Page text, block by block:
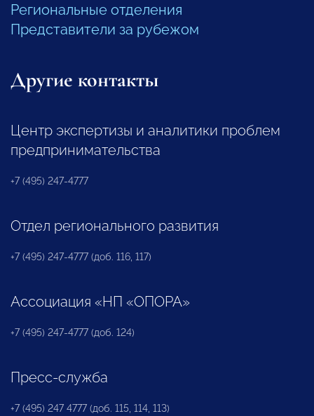
Региональные отделения
Представители за рубежом
Другие контакты
Центр экспертизы и аналитики проблем
предпринимательства
+7 (495) 247-4777
Отдел регионального развития
+7 (495) 247-4777 (доб. 116, 117)
Ассоциация «НП «ОПОРА»
+7 (495) 247-4777 (доб. 124)
Пресс-служба
+7 (495) 247 4777 (доб. 115, 114, 113)